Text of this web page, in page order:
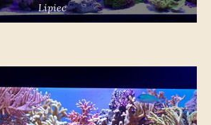
Lipiec